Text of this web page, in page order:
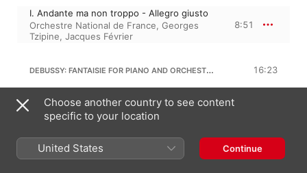
I. Andante ma non troppo - Allegro giusto
Orchestre National de France, Georges
Tzipine, Jacques Février
8:51
DEBUSSY: FANTAISIE FOR PIANO AND ORCHESTRA, L. 72A 16:23
Georges Tzipine,Orchestre National de
France,Jacques Février
Georges Tzipine,
Orchestre National de
France, Jacques Février
7:12
Choose another country to see content
specific to your location
United States Continue